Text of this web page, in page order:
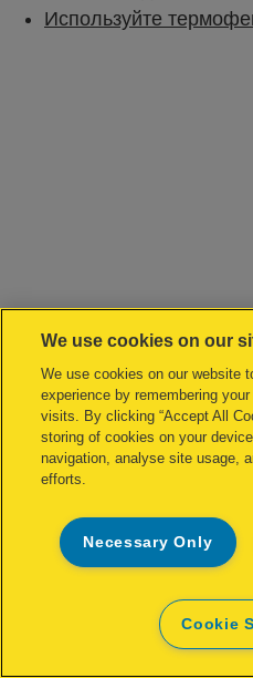
Используйте
We use cookies on our
We use cookies on our website
experience by remembering
visits. By clicking “Accept All
storing of cookies on your
navigation, analyse site usage,
efforts.
Necessary Only
Cookie